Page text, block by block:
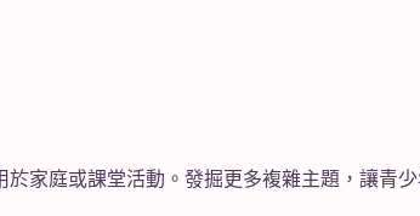
家庭或課堂活動。發掘更多複雜主題，讓青